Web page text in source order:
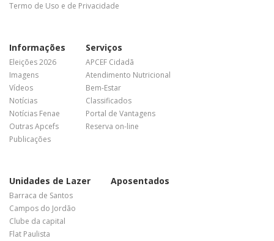
Termo de Uso e de Privacidade
Informações
Eleições 2026
Imagens
Vídeos
Notícias
Notícias Fenae
Outras Apcefs
Publicações
Serviços
APCEF Cidadã
Atendimento Nutricional
Bem-Estar
Classificados
Portal de Vantagens
Reserva on-line
Unidades de Lazer
Barraca de Santos
Campos do Jordão
Clube da capital
Flat Paulista
Aposentados